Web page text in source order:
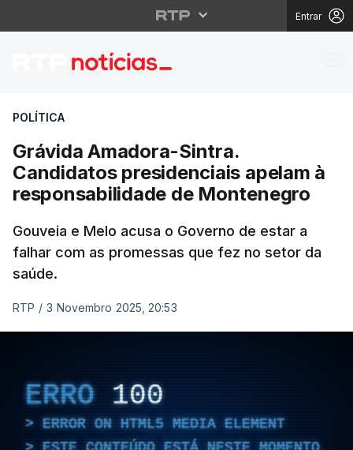
Entrar
Grávida Amadora-
POLÍTICA
Grávida Amadora-Sintra.
Candidatos presidenciais apelam à
responsabilidade de Montenegro
Gouveia e Melo acusa o Governo de estar a
falhar com as promessas que fez no setor da
saúde.
RTP / 3 Novembro 2025, 20:53
ERRO 100
ERROR ON HTML5 MEDIA ELEMENT